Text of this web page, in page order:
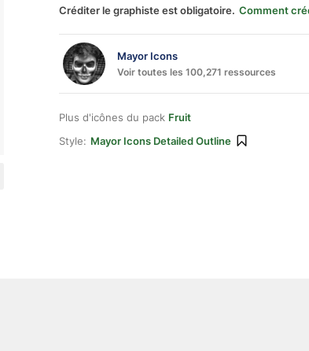
Créditer le graphiste est obligatoire. Comment
Mayor Icons
Voir toutes les 100,271 ressources
Plus d'icônes du pack Fruit
Style: Mayor Icons Detailed Outline